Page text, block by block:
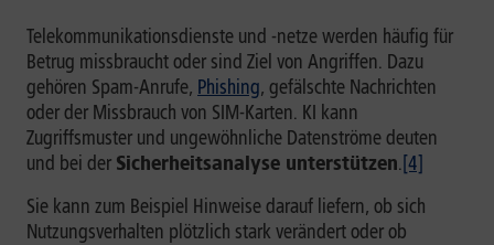
Telekommunikationsdienste und -netze werden häufig für
Betrug missbraucht oder sind Ziel von Angriffen. Dazu
gehören Spam-Anrufe, Phishing, gefälschte Nachrichten
oder der Missbrauch von SIM-Karten. KI kann
Zugriffsmuster und ungewöhnliche Datenströme deuten
und bei der Sicherheitsanalyse unterstützen.[4]
Sie kann zum Beispiel Hinweise darauf liefern, ob sich
Nutzungsverhalten plötzlich stark verändert oder ob